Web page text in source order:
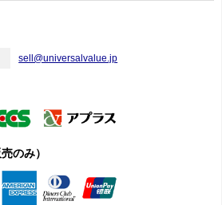
sell@universalvalue.jp
のみ）